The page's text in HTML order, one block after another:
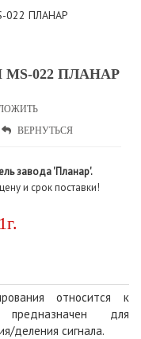
022 ПЛАНАР
ВЕРНУТЬСЯ
завода 'Планар'.
и срок поставки!
относится к
для
деления сигнала.